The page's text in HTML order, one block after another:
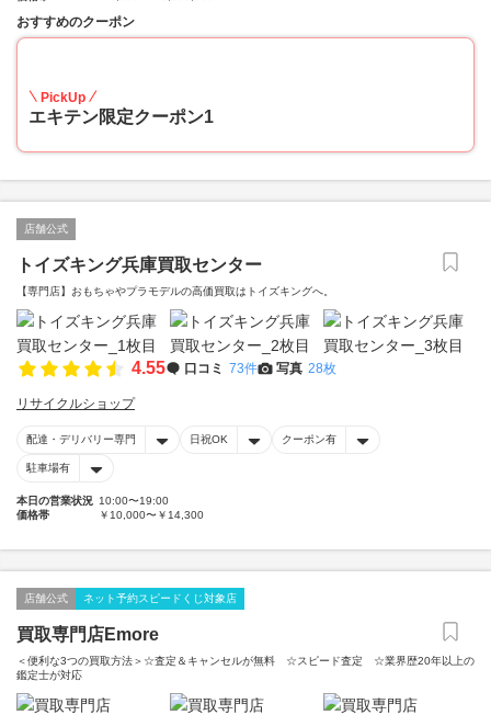
おすすめのクーポン
PickUp
エキテン限定クーポン1
店舗公式
トイズキング兵庫買取センター
【専門店】おもちゃやプラモデルの高価買取はトイズキングへ。‎
4.55 口コミ 73件 写真 28枚
リサイクルショップ
配達・デリバリー専門 日祝OK クーポン有
駐車場有
本日の営業状況 10:00〜19:00
価格帯
￥10,000〜￥14,300
店舗公式 ネット予約スピードくじ対象店
買取専門店Emore
＜便利な3つの買取方法＞☆査定＆キャンセルが無料 ☆スピード査定 ☆業界歴20年以上の
鑑定士が対応